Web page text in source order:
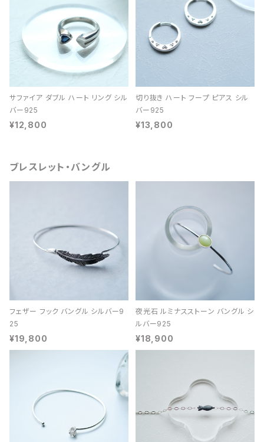
サファイア ダブル ハート リング シル
バー925
¥12,800
切り抜き ハート フープ ピアス シル
バー925
¥13,800
ブレスレット・バングル
フェザー フック バングル シルバー9
25
¥19,800
夜光石 ルミナスストーン バングル シ
ルバー925
¥18,900